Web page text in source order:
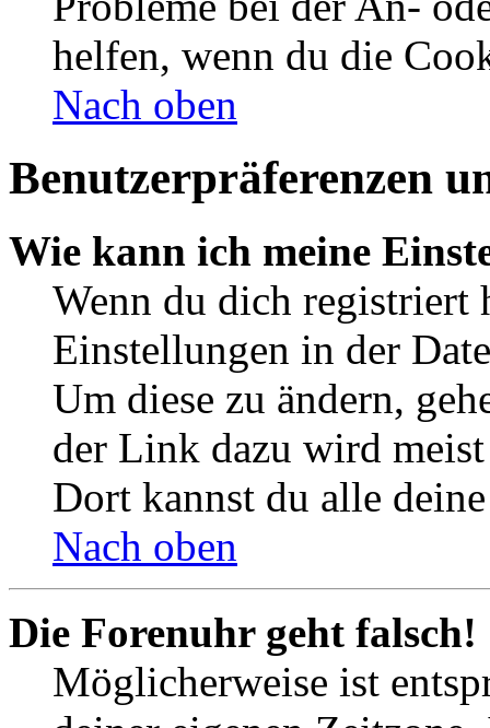
helfen, wenn du die
Nach oben
Benutzerpräferenzen
Wie kann ich meine
Wenn du dich registriert
Einstellungen in der
Um diese zu ändern,
der Link dazu wird
Dort kannst du alle
Nach oben
Die Forenuhr geht falsch!
Möglicherweise ist